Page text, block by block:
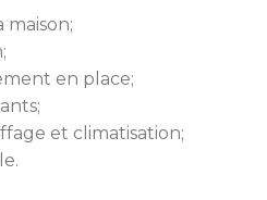
maison;
en place;
et climatisation;